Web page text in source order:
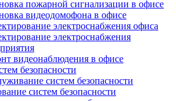
пожарной сигнализации в офисе
видеодомофона в офисе
электроснабжения офиса
электроснабжения
видеонаблюдения в офисе
безопасности
систем безопасности
систем безопасности